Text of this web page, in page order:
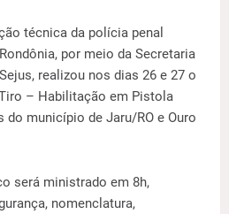
técnica da polícia penal
por meio da Secretaria
realizou nos dias 26 e 27 o
– Habilitação em Pistola
do município de Jaru/RO e Ouro
será ministrado em 8h,
nomenclatura,